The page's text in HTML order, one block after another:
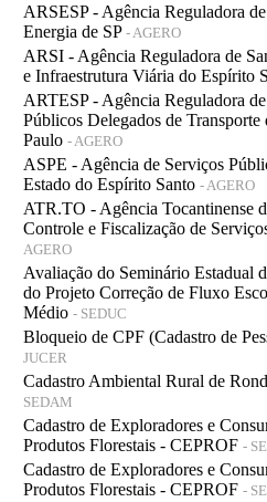
ARSESP - Agência Reguladora
Energia de SP - AGERO
ARSI - Agência Reguladora de
e Infraestrutura Viária do Espírito
ARTESP - Agência Reguladora
Públicos Delegados de Transporte
Paulo - AGERO
ASPE - Agência de Serviços
Estado do Espírito Santo - AGERO
ATR.TO - Agência Tocantinense
Controle e Fiscalização de
AGERO
Avaliação do Seminário Estadual
do Projeto Correção de Fluxo
Médio - SEDUC
Bloqueio de CPF (Cadastro de
JUCER
Cadastro Ambiental Rural de
SEDAM
Cadastro de Exploradores e
Produtos Florestais - CEPROF -
Cadastro de Exploradores e
Produtos Florestais - CEPROF -